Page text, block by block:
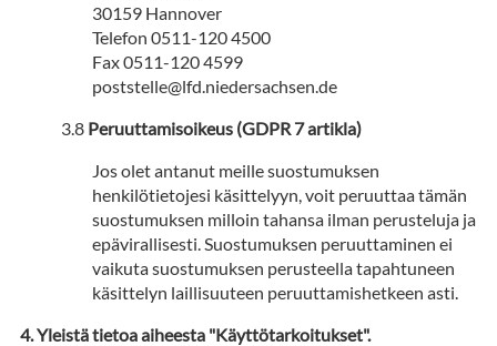
30159 Hannover
Telefon 0511-120 4500
Fax 0511-120 4599
poststelle@lfd.niedersachsen.de
Peruuttamisoikeus (GDPR 7 artikla)
Jos olet antanut meille suostumuksen
henkilötietojesi käsittelyyn, voit peruuttaa tämän
suostumuksen milloin tahansa ilman perusteluja ja
epävirallisesti. Suostumuksen peruuttaminen ei
vaikuta suostumuksen perusteella tapahtuneen
käsittelyn laillisuuteen peruuttamishetkeen asti.
Yleistä tietoa aiheesta "Käyttötarkoitukset".